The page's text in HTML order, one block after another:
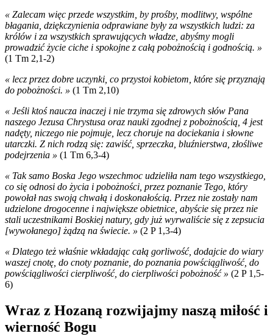
« Zalecam więc przede wszystkim, by prośby, modlitwy, wspólne
błagania, dziękczynienia odprawiane były za wszystkich ludzi: za
królów i za wszystkich sprawujących władze, abyśmy mogli
prowadzić życie ciche i spokojne z całą pobożnością i godnością. »
(1 Tm 2,1-2)
« lecz przez dobre uczynki, co przystoi kobietom, które się przyznają
do pobożności. » (1 Tm 2,10)
« Jeśli ktoś naucza inaczej i nie trzyma się zdrowych słów Pana
naszego Jezusa Chrystusa oraz nauki zgodnej z pobożnością, 4 jest
nadęty, niczego nie pojmuje, lecz choruje na dociekania i słowne
utarczki. Z nich rodzą się: zawiść, sprzeczka, bluźnierstwa, złośliwe
podejrzenia » (1 Tm 6,3-4)
« Tak samo Boska Jego wszechmoc udzieliła nam tego wszystkiego,
co się odnosi do życia i pobożności, przez poznanie Tego, który
powołał nas swoją chwałą i doskonałością. Przez nie zostały nam
udzielone drogocenne i największe obietnice, abyście się przez nie
stali uczestnikami Boskiej natury, gdy już wyrwaliście się z zepsucia
[wywołanego] żądzą na świecie. » (2 P 1,3-4)
« Dlatego też właśnie wkładając całą gorliwość, dodajcie do wiary
waszej cnotę, do cnoty poznanie, do poznania powściągliwość, do
powściągliwości cierpliwość, do cierpliwości pobożność » (2 P 1,5-
6)
Wraz z Hozaną rozwijajmy naszą miłość i
wierność Bogu